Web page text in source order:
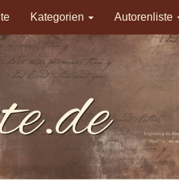
Kategorien Autorenliste